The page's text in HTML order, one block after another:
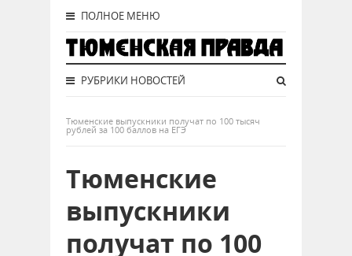
ПОЛНОЕ МЕНЮ
РУБРИКИ НОВОСТЕЙ
Тюменские выпускники получат по 100 тысяч
рублей за 100 баллов на ЕГЭ
Тюменские
выпускники
получат по 100